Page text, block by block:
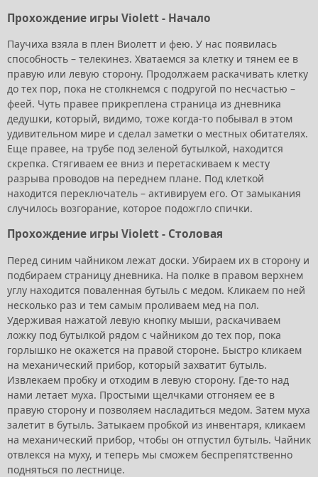
Прохождение игры Violett - Начало
Паучиха взяла в плен Виолетт и фею. У нас появилась
способность – телекинез. Хватаемся за клетку и тянем ее в
правую или левую сторону. Продолжаем раскачивать клетку
до тех пор, пока не столкнемся с подругой по несчастью –
феей. Чуть правее прикреплена страница из дневника
дедушки, который, видимо, тоже когда-то побывал в этом
удивительном мире и сделал заметки о местных обитателях.
Еще правее, на трубе под зеленой бутылкой, находится
скрепка. Стягиваем ее вниз и перетаскиваем к месту
разрыва проводов на переднем плане. Под клеткой
находится переключатель – активируем его. От замыкания
случилось возгорание, которое подожгло спички.
Прохождение игры Violett - Столовая
Перед синим чайником лежат доски. Убираем их в сторону и
подбираем страницу дневника. На полке в правом верхнем
углу находится поваленная бутыль с медом. Кликаем по ней
несколько раз и тем самым проливаем мед на пол.
Удерживая нажатой левую кнопку мыши, раскачиваем
ложку под бутылкой рядом с чайником до тех пор, пока
горлышко не окажется на правой стороне. Быстро кликаем
на механический прибор, который захватит бутыль.
Извлекаем пробку и отходим в левую сторону. Где-то над
нами летает муха. Простыми щелчками отгоняем ее в
правую сторону и позволяем насладиться медом. Затем муха
залетит в бутыль. Затыкаем пробкой из инвентаря, кликаем
на механический прибор, чтобы он отпустил бутыль. Чайник
отвлекся на муху, и теперь мы сможем беспрепятственно
подняться по лестнице.